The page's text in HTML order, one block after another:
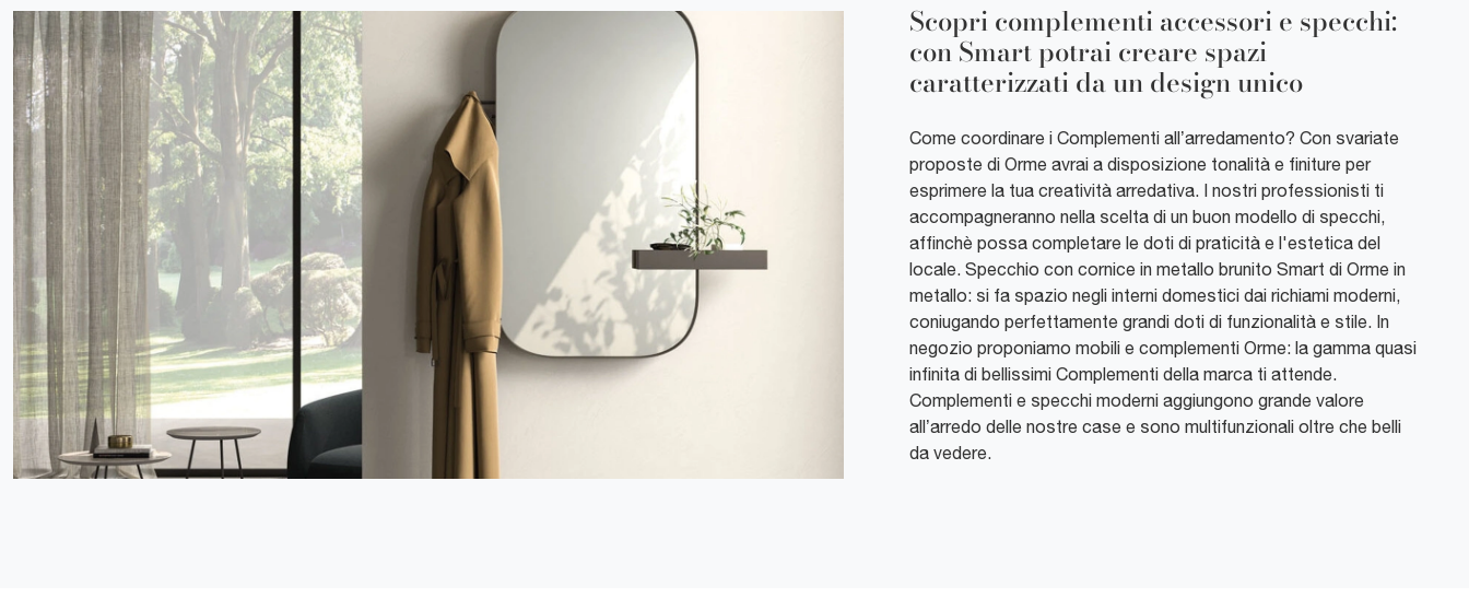
Scopri complementi accessori e specchi:
con Smart potrai creare spazi
caratterizzati da un design unico
Come coordinare i Complementi all’arredamento? Con svariate
proposte di Orme avrai a disposizione tonalità e finiture per
esprimere la tua creatività arredativa. I nostri professionisti ti
accompagneranno nella scelta di un buon modello di specchi,
affinchè possa completare le doti di praticità e l'estetica del
locale. Specchio con cornice in metallo brunito Smart di Orme in
metallo: si fa spazio negli interni domestici dai richiami moderni,
coniugando perfettamente grandi doti di funzionalità e stile. In
negozio proponiamo mobili e complementi Orme: la gamma quasi
infinita di bellissimi Complementi della marca ti attende.
Complementi e specchi moderni aggiungono grande valore
all’arredo delle nostre case e sono multifunzionali oltre che belli
da vedere.